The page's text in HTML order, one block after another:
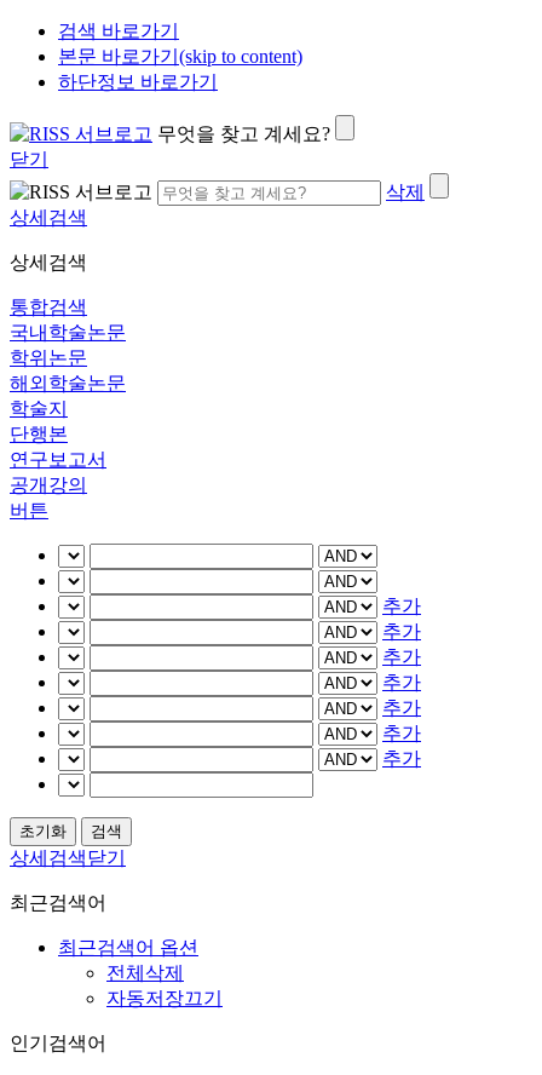
검색 바로가기
본문 바로가기(skip to content)
하단정보 바로가기
무엇을 찾고 계세요?
닫기
삭제
상세검색
상세검색
통합검색
국내학술논문
학위논문
해외학술논문
학술지
단행본
연구보고서
공개강의
버튼
추가
추가
추가
추가
추가
추가
추가
상세검색닫기
최근검색어
최근검색어 옵션
전체삭제
자동저장끄기
인기검색어